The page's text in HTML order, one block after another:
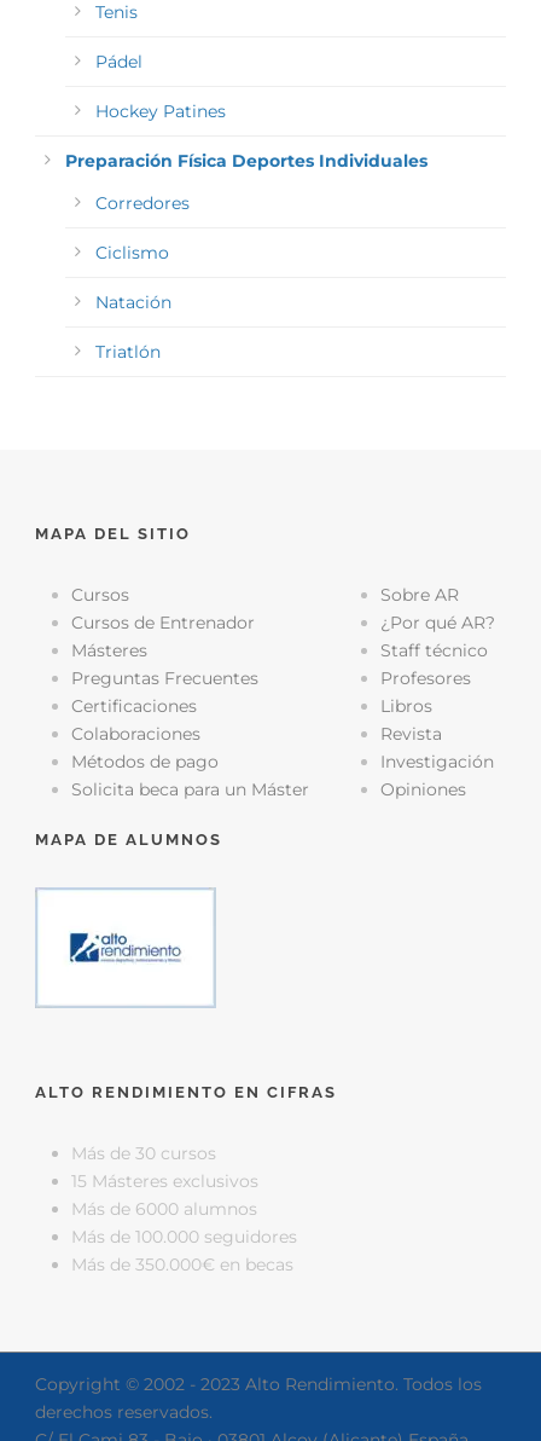
Tenis
Pádel
Hockey Patines
Preparación Física Deportes Individuales
Corredores
Ciclismo
Natación
Triatlón
MAPA DEL SITIO
Cursos
Cursos de Entrenador
Másteres
Preguntas Frecuentes
Certificaciones
Colaboraciones
Métodos de pago
Solicita beca para un Máster
Sobre AR
¿Por qué AR?
Staff técnico
Profesores
Libros
Revista
Investigación
Opiniones
MAPA DE ALUMNOS
ALTO RENDIMIENTO EN CIFRAS
Más de 30 cursos
15 Másteres exclusivos
Más de 6000 alumnos
Más de 100.000 seguidores
Más de 350.000€ en becas
Copyright © 2002 - 2023 Alto Rendimiento. Todos los
derechos reservados.